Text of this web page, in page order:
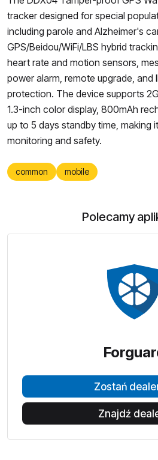
tracker designed for special
including parole and Alzheimer's
GPS/Beidou/WiFi/LBS hybrid
heart rate and motion sensors,
power alarm, remote upgrade,
protection. The device supports
1.3-inch color display, 800mAh
up to 5 days standby time, making
monitoring and safety.
common mobile
Polecamy
Zostań
Znajdź